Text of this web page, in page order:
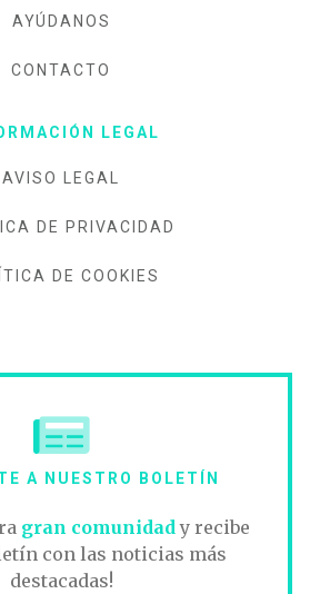
AYÚDANOS
CONTACTO
LEGAL
AVISO LEGAL
DE PRIVACIDAD
DE COOKIES
A NUESTRO BOLETÍN
gran comunidad y recibe
con las noticias más
destacadas!